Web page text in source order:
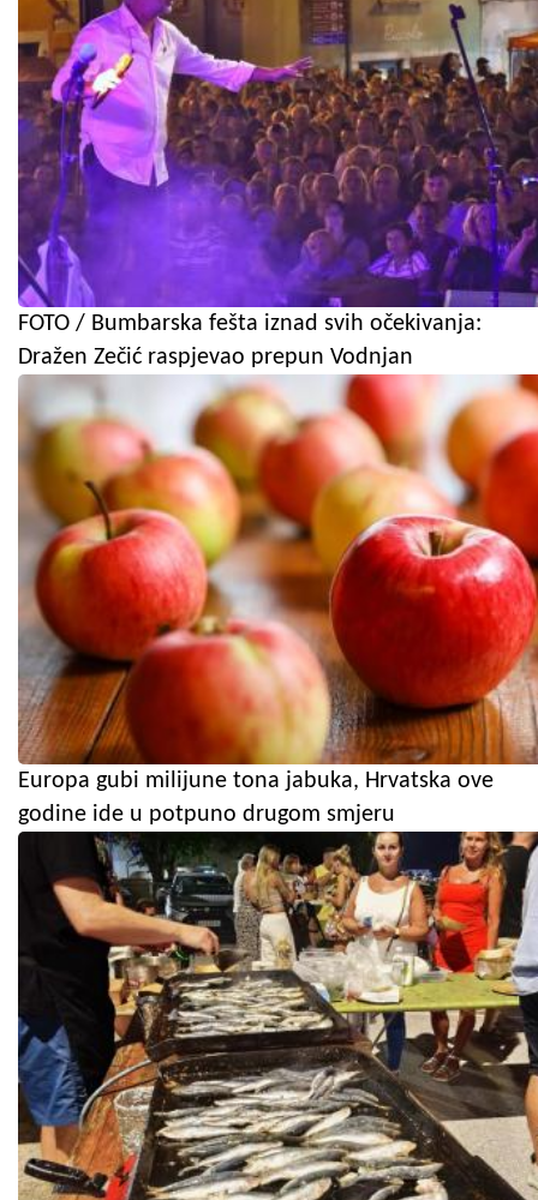
FOTO / Bumbarska fešta iznad svih očekivanja:
Dražen Zečić raspjevao prepun Vodnjan
Europa gubi milijune tona jabuka, Hrvatska ove
godine ide u potpuno drugom smjeru